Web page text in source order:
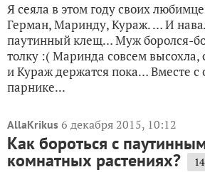
Я сеяла в этом году своих
Герман, Маринду, Кураж. … И
паутинный клещ… Муж боролся-
толку :( Маринда совсем высохла,
и Кураж держатся пока… Вместе с
парнике...
AllaKrikus 6 декабря 2015, 10:12
Как бороться с
комнатных растениях? 14